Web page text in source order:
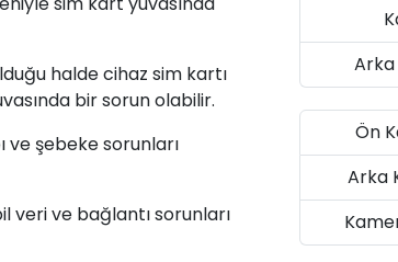
halde cihaz sim kartı
bir sorun olabilir.
ve şebeke sorunları
veri ve bağlantı sorunları
Ön
Arka